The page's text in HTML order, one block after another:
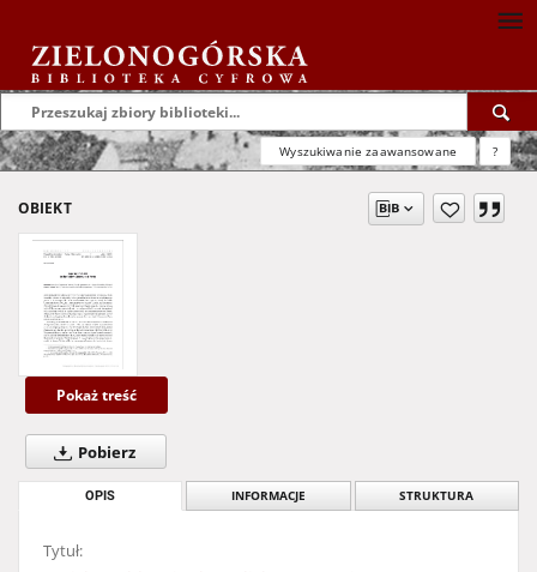
Wyszukiwanie zaawansowane ?
OBIEKT
Pokaż treść
Pobierz
OPIS INFORMACJE STRUKTURA
Tytuł: